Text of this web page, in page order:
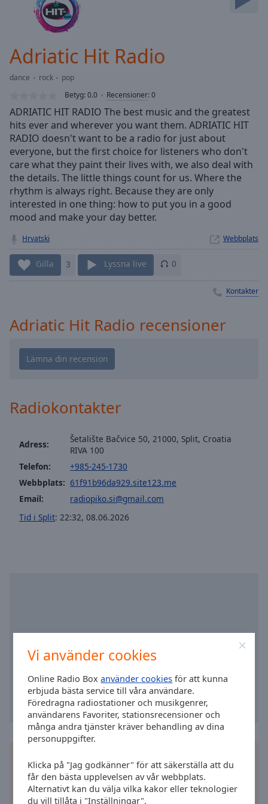
Vi använder cookies
Online Radio Boxanvänder cookies för att kunna
erbjuda bästa service till våra användare.
Föredragna radiostationer och musikgenrer,
användarens Favoriter, stationsrecensioner och
många andra tjänster kräver behandling av dina
personuppgifter.
Klicka på "Jag godkänner" för att säkerställa att du
får den bästa upplevelsen av vår webbplats.
Alternativt kan du välja vilka kakor eller teknologier
du vill tillåta i "Inställningar".
Current
Time0:00
0.00%
Stream
TypeLIVE
Seek to
live,
currently
behind
liveLIVE
Remaining
Time-
1x
Playback
Rate
Chapters
Descriptions
descriptions
subtitles
opens
subtitles
settings
subtitles
Fullscreen
modal
window.
Beginning
window.
Escape
Adriatic Hit Radio
dance rock
pop
Betyg:0.0 Recensioner:0
ADRIATIC HIT RADIO The best music and the greatest
hits ever and wherever you want them. ADRIATIC HIT
RADIO doesn't want to be a radio for just about
everyone, but the first choice for listeners who don't
care what they paint their lives with, we also deal with
the details. The little things count for us. Where the
rhythm is always right. Because they are only
interested in one thing: how to put you in a good
mood and make your day better.
Hrvatski Webbplats
Gilla 3 Lyssna live 0
Kontakter
Adriatic Hit Radio recensioner
Radiokontakter
Adress:
Šetalište Bačvice 50, 21000, Split, Croatia
RIVA 100
Telefon:
+985-245-1730
Webbplats: 61f91b96da929.site123.me
Email:
radiopiko.si@gmail.com
Tid i Split: 22:32, 08.06.2026
Installera gratisappen Online Radio Box
applikationpå din smartphone och lyssna på dina
favoritstationer online – var du än är!